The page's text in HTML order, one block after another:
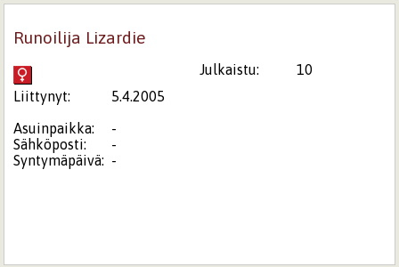
Runoilija Lizardie
Julkaistu:
10
Liittynyt:
5.4.2005
Asuinpaikka:
-
Sähköposti:
-
Syntymäpäivä: -